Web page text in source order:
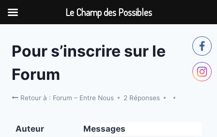
contenu
Pour s’inscrire sur le
Forum
Retour à : Forum – Entre Nous 2 Réponses
Auteur Messages
Le Champ des Possibles